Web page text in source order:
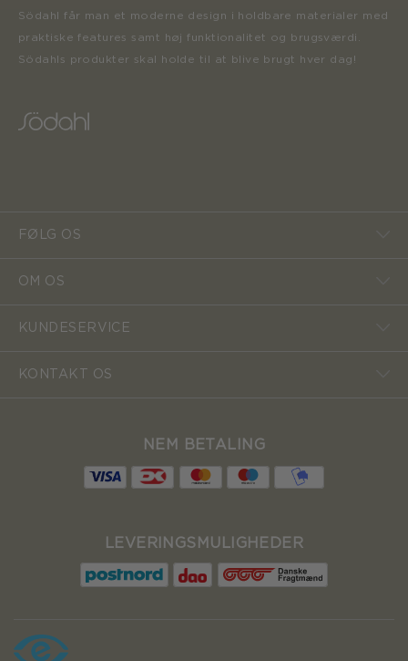
Södahl får man et moderne design i holdbare materialer med
praktiske features samt høj funktionalitet og brugsværdi.
Södahls produkter skal holde til at blive brugt hver dag!
FØLG OS
OM OS
KUNDESERVICE
KONTAKT OS
NEM BETALING
LEVERINGSMULIGHEDER